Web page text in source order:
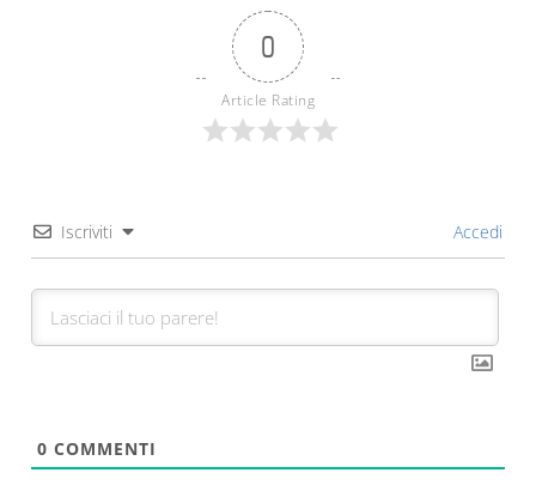
0
Article Rating
Iscriviti Accedi
0 COMMENTI